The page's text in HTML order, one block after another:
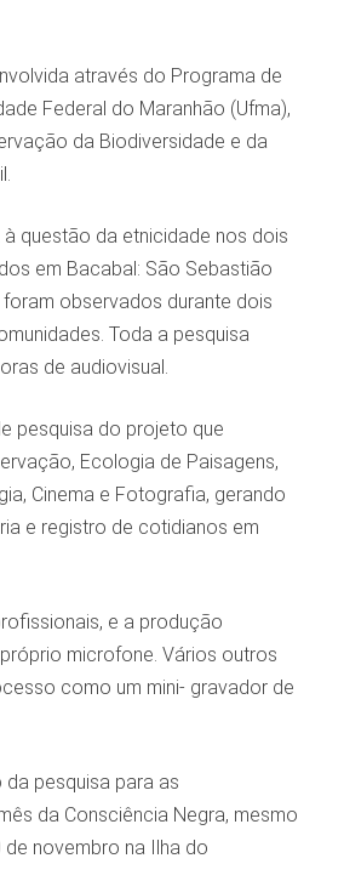
através do Programa de
Federal do Maranhão (Ufma),
da Biodiversidade e da
questão da etnicidade nos dois
em Bacabal: São Sebastião
observados durante dois
Toda a pesquisa
de audiovisual.
pesquisa do projeto que
Ecologia de Paisagens,
Cinema e Fotografia, gerando
e registro de cotidianos em
e a produção
microfone. Vários outros
como um mini- gravador de
pesquisa para as
da Consciência Negra, mesmo
novembro na Ilha do